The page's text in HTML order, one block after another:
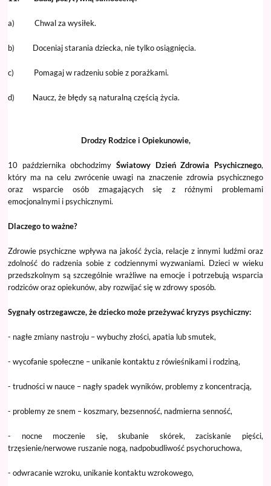
a) Chwal za wysiłek.
b) Doceniaj starania dziecka, nie tylko osiągnięcia.
c) Pomagaj w radzeniu sobie z porażkami.
d) Naucz, że błędy są naturalną częścią życia.
Drodzy Rodzice i Opiekunowie,
10 października obchodzimy Światowy Dzień Zdrowia Psychicznego,
który ma na celu zwrócenie uwagi na znaczenie zdrowia psychicznego
oraz wsparcie osób zmagających się z różnymi problemami
emocjonalnymi i psychicznymi.
Dlaczego to ważne?
Zdrowie psychiczne wpływa na jakość życia, relacje z innymi ludźmi oraz
zdolność do radzenia sobie z codziennymi wyzwaniami. Dzieci w wieku
przedszkolnym są szczególnie wrażliwe na emocje i potrzebują wsparcia
rodziców oraz opiekunów, aby rozwijać się w zdrowy sposób.
Sygnały ostrzegawcze, że dziecko może przeżywać kryzys psychiczny:
- nagłe zmiany nastroju – wybuchy złości, apatia lub smutek,
- wycofanie społeczne – unikanie kontaktu z rówieśnikami i rodziną,
- trudności w nauce – nagły spadek wyników, problemy z koncentracją,
- problemy ze snem – koszmary, bezsenność, nadmierna senność,
- nocne moczenie się, skubanie skórek, zaciskanie pięści,
trzęsienie/nerwowe ruszanie nogą, nadpobudliwość psychoruchowa,
- odwracanie wzroku, unikanie kontaktu wzrokowego,